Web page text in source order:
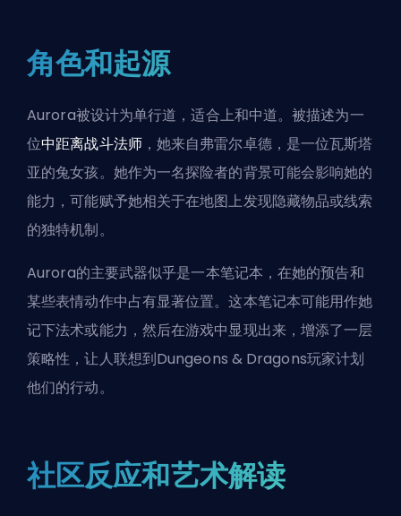
角色和起源
Aurora被设计为单行道，适合上和中道。被描述为一
位中距离战斗法师，她来自弗雷尔卓德，是一位瓦斯塔
亚的兔女孩。她作为一名探险者的背景可能会影响她的
能力，可能赋予她相关于在地图上发现隐藏物品或线索
的独特机制。
Aurora的主要武器似乎是一本笔记本，在她的预告和
某些表情动作中占有显著位置。这本笔记本可能用作她
记下法术或能力，然后在游戏中显现出来，增添了一层
策略性，让人联想到Dungeons & Dragons玩家计划
他们的行动。
社区反应和艺术解读